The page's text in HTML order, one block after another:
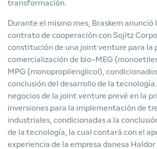
transformación.
Durante el mismo mes, Braskem anunció
contrato de cooperación con Sojitz
constitución de una joint venture para la
comercialización de bio-MEG
MPG (monopropilenglicol),
conclusión del desarrollo de la tecnología.
negocios de la joint venture prevé en la
inversiones para la implementación de
industriales, condicionadas a la
de la tecnología, la cual contará con el
experiencia de la empresa danesa Haldor